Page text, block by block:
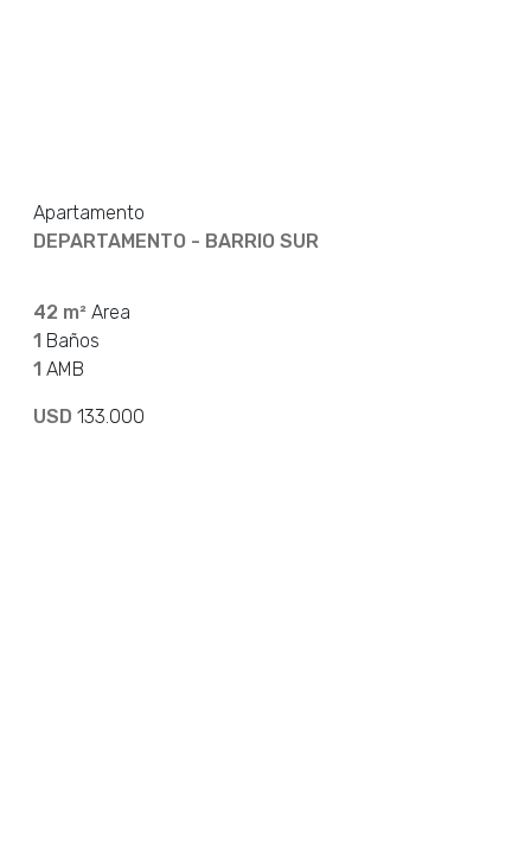
Apartamento
DEPARTAMENTO - BARRIO SUR
42 m² Area
1 Baños
1 AMB
USD 133.000